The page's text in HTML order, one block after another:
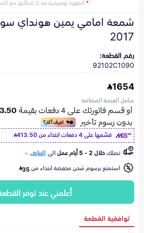
2017
رقم القطعة:
92102C1090
1654
شامل القيمة المضافة
قسّمها على 4 دفعات ابتداء من
413.50
تصلكخلال 2 - 5 أيام عمل الى الرياض
استمتع برسوم شحن مخفضة ابتداء من35
أعلمني عند توفر
توافقية القطعة